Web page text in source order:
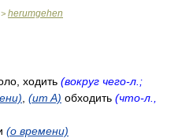
> herumgehen
ходить (вокруг чего-л.;
(um A) обходить (что-л.,
(о времени)